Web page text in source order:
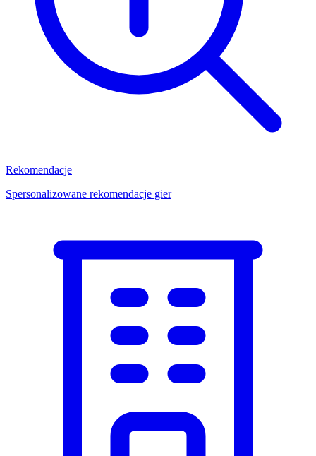
Rekomendacje
Spersonalizowane rekomendacje gier